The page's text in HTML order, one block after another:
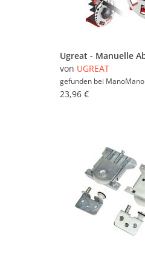
von UGREAT
gefunden bei ManoMano
23,96 €